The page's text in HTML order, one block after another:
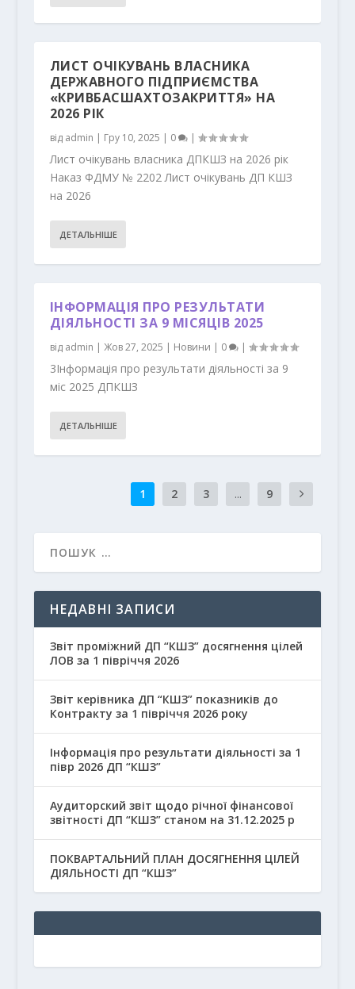
ЛИСТ ОЧІКУВАНЬ ВЛАСНИКА
ДЕРЖАВНОГО ПІДПРИЄМСТВА
«КРИВБАСШАХТОЗАКРИТТЯ» НА
2026 РІК
від admin | Гру 10, 2025 | 0 |
Лист очікувань власника ДПКШЗ на 2026 рік
Наказ ФДМУ № 2202 Лист очікувань ДП КШЗ
на 2026
ДЕТАЛЬНІШЕ
ІНФОРМАЦІЯ ПРО РЕЗУЛЬТАТИ
ДІЯЛЬНОСТІ ЗА 9 МІСЯЦІВ 2025
від admin | Жов 27, 2025 | Новини | 0 |
3Інформація про результати діяльності за 9
міс 2025 ДПКШЗ
ДЕТАЛЬНІШЕ
1 2 3 ... 9
НЕДАВНІ ЗАПИСИ
Звіт проміжний ДП “КШЗ” досягнення цілей
ЛОВ за 1 півріччя 2026
Звіт керівника ДП “КШЗ” показників до
Контракту за 1 півріччя 2026 року
Інформація про результати діяльності за 1
півр 2026 ДП “КШЗ”
Аудиторский звіт щодо річної фінансової
звітності ДП “КШЗ” станом на 31.12.2025 р
ПОКВАРТАЛЬНИЙ ПЛАН ДОСЯГНЕННЯ ЦІЛЕЙ
ДІЯЛЬНОСТІ ДП “КШЗ”